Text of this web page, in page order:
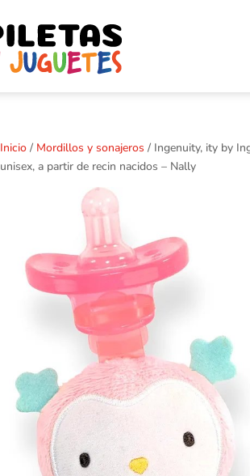
Inicio / Mordillos y sonajeros / Ingenuity, ity by
unisex, a partir de recin nacidos – Nally